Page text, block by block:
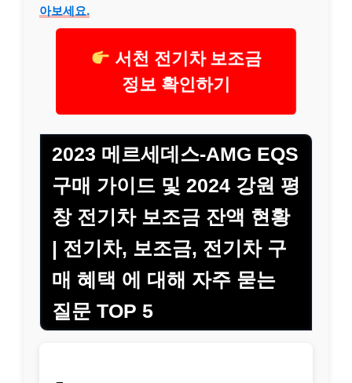
아보세요.
서천 전기차 보조금
정보 확인하기
2023 메르세데스-AMG EQS
구매 가이드 및 2024 강원 평
창 전기차 보조금 잔액 현황
| 전기차, 보조금, 전기차 구
매 혜택 에 대해 자주 묻는
질문 TOP 5